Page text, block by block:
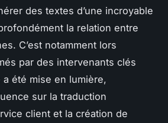
des textes d’une incroyable
la relation entre
C’est notamment lors
par des intervenants clés
été mise en lumière,
sur la traduction
client et la création de